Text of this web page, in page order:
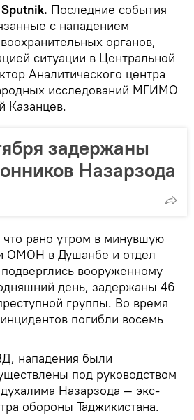
Последние события
с нападением
органов,
ситуации в Центральной
Аналитического центра
исследований МГИМО
задержаны
Назарзода
рано утром в минувшую
ОМОН в Душанбе и отдел
вооруженному
день, задержаны 46
группы. Во время
погибли восемь
нападения были
под руководством
Назарзода — экс-
обороны Таджикистана.